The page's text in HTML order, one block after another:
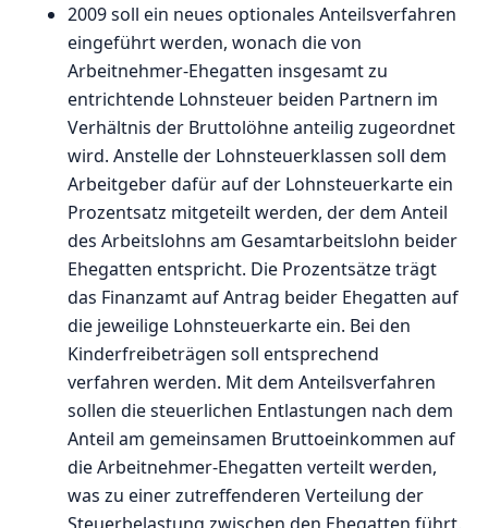
2009 soll ein neues optionales Anteilsverfahren
eingeführt werden, wonach die von
Arbeitnehmer-Ehegatten insgesamt zu
entrichtende Lohnsteuer beiden Partnern im
Verhältnis der Bruttolöhne anteilig zugeordnet
wird. Anstelle der Lohnsteuerklassen soll dem
Arbeitgeber dafür auf der Lohnsteuerkarte ein
Prozentsatz mitgeteilt werden, der dem Anteil
des Arbeitslohns am Gesamtarbeitslohn beider
Ehegatten entspricht. Die Prozentsätze trägt
das Finanzamt auf Antrag beider Ehegatten auf
die jeweilige Lohnsteuerkarte ein. Bei den
Kinderfreibeträgen soll entsprechend
verfahren werden. Mit dem Anteilsverfahren
sollen die steuerlichen Entlastungen nach dem
Anteil am gemeinsamen Bruttoeinkommen auf
die Arbeitnehmer-Ehegatten verteilt werden,
was zu einer zutreffenderen Verteilung der